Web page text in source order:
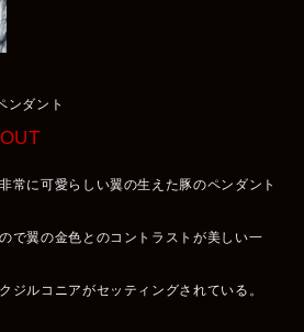
ンダント
常に可愛らしい翼の生えた豚のペンダント
で翼の金色とのコントラストが美しい一
ジルコニアがセッティングされている。